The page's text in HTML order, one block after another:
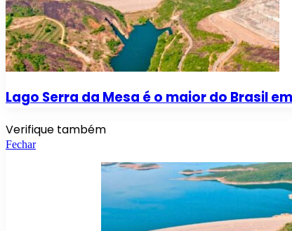
Lago Serra da Mesa é o maior do Brasil
Verifique também
Fechar